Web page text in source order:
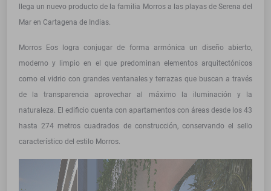
llega un nuevo producto de la familia Morros a las playas de Serena del
Mar en Cartagena de Indias.
Morros Eos logra conjugar de forma armónica un diseño abierto,
moderno y limpio en el que predominan elementos arquitectónicos
como el vidrio con grandes ventanales y terrazas que buscan a través
de la transparencia aprovechar al máximo la iluminación y la
naturaleza. El edificio cuenta con apartamentos con áreas desde los 43
hasta 274 metros cuadrados de construcción, conservando el sello
característico del estilo Morros.